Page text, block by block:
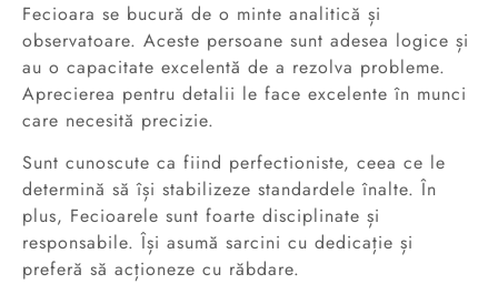
Fecioara se bucură de o minte analitică și
observatoare. Aceste persoane sunt adesea logice și
au o capacitate excelentă de a rezolva probleme.
Aprecierea pentru detalii le face excelente în munci
care necesită precizie.
Sunt cunoscute ca fiind perfectioniste, ceea ce le
determină să își stabilizeze standardele înalte. În
plus, Fecioarele sunt foarte disciplinate și
responsabile. Își asumă sarcini cu dedicație și
preferă să acționeze cu răbdare.